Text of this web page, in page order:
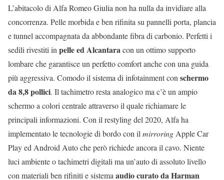
L’abitacolo di Alfa Romeo Giulia non ha nulla da invidiare alla
concorrenza. Pelle morbida e ben rifinita su pannelli porta, plancia
e tunnel accompagnata da abbondante fibra di carbonio. Perfetti i
sedili rivestiti in pelle ed Alcantaracon un ottimo supporto
lombare che garantisce un perfetto comfort anche con una guida
più aggressiva. Comodo il sistema di infotainment con schermo
da 8,8 pollici. Il tachimetro resta analogico ma c’è un ampio
schermo a colori centrale attraverso il quale richiamare le
principali informazioni. Con il restyling del 2020, Alfa ha
implementato le tecnologie di bordo con il mirroring Apple Car
Play ed Android Auto che però richiede ancora il cavo. Niente
luci ambiente o tachimetri digitali ma un’auto di assoluto livello
con materiali ben rifiniti e sistema audio curato da Harman